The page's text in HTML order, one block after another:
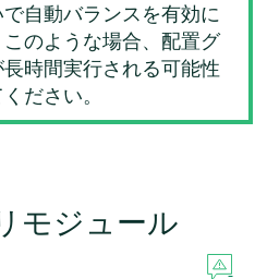
自動バランスを有効に
のような場合、配置グ
時間実行される可能性
ださい。
モジュール